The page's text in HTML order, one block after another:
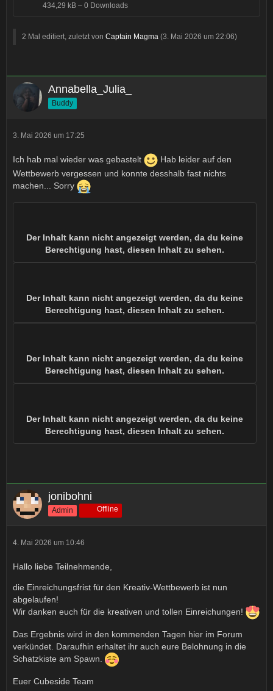
434,29 kB – 0 Downloads
2 Mal editiert, zuletzt von Captain Magma (3. Mai 2026 um 22:06)
Annabella_Julia_
Buddy
3. Mai 2026 um 17:25
Ich hab mal wieder was gebastelt
Hab leider auf den
Wettbewerb vergessen und konnte desshalb fast nichts
machen... Sorry
Der Inhalt kann nicht angezeigt werden, da du keine
Berechtigung hast, diesen Inhalt zu sehen.
Der Inhalt kann nicht angezeigt werden, da du keine
Berechtigung hast, diesen Inhalt zu sehen.
Der Inhalt kann nicht angezeigt werden, da du keine
Berechtigung hast, diesen Inhalt zu sehen.
Der Inhalt kann nicht angezeigt werden, da du keine
Berechtigung hast, diesen Inhalt zu sehen.
jonibohni
Admin Offline
4. Mai 2026 um 10:46
Hallo liebe Teilnehmende,
die Einreichungsfrist für den Kreativ-Wettbewerb ist nun
abgelaufen!
Wir danken euch für die kreativen und tollen Einreichungen!
Das Ergebnis wird in den kommenden Tagen hier im Forum
verkündet. Daraufhin erhaltet ihr auch eure Belohnung in die
Schatzkiste am Spawn.
Euer Cubeside Team